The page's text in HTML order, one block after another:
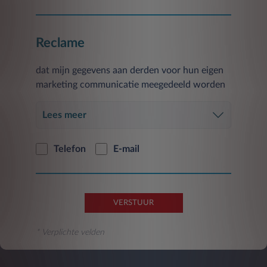
dergelijke verwerking is van invloed op de
activiteiten.
deze paragraaf genoemde doeleinden in te
De verstrekte gegevens worden gedurende
1.B) om alleen de promoties te ontvangen die
Reclame
dat mijn gegevens aan derden voor hun eigen
marketing communicatie meegedeeld worden
Lees meer
Telefon E-mail
VERSTUUR
* Verplichte velden